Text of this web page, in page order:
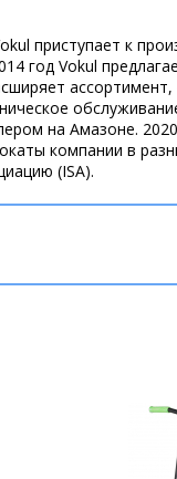
приступает к
год Vokul
ассортимент,
на Амазоне.
компании в
(ISA).